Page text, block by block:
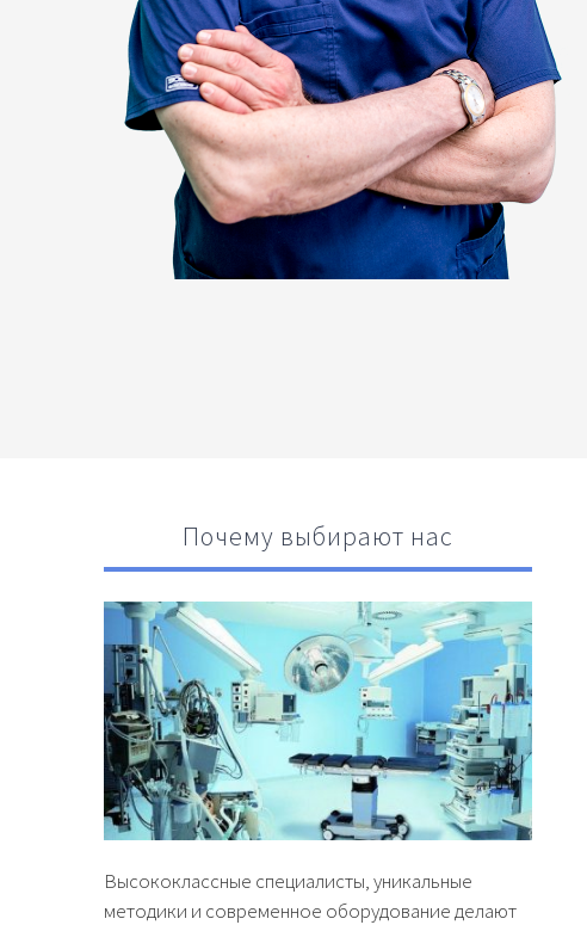
Почему выбирают нас
Высококлассные специалисты, уникальные
методики и современное оборудование делают